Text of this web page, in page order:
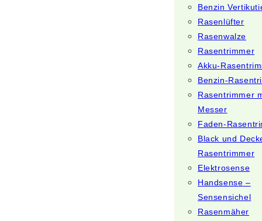
Benzin
Rasenlüfter
Rasenwalze
Rasentrimmer
Akku-
Benzin-
Rasentrimmer
Messer
Faden-
Black und
Rasentrimmer
Elektrosense
Handsense –
Sensensichel
Rasenmäher